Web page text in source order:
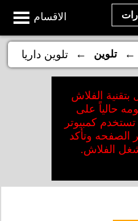
الاقسام
← تلوين ← تلوين داريا
بتقنية الفلاش
حالياً على
كمبيوتر
الصفحه وتأكد
الفلاش.